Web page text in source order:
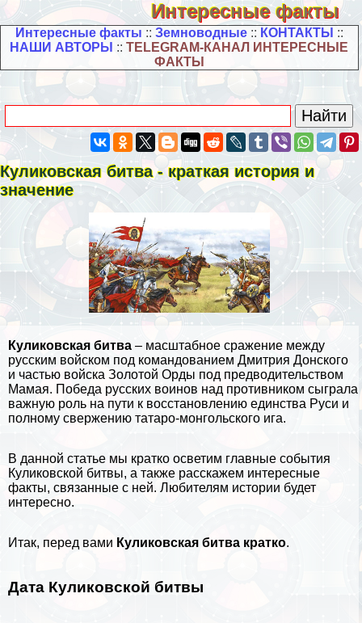
Интересные факты
Интересные факты :: Земноводные:: КОНТАКТЫ ::
НАШИ АВТОРЫ ::TELEGRAM-КАНАЛ ИНТЕРЕСНЫЕ
ФАКТЫ
Куликовская битва - краткая история и
значение
Куликовская битва – масштабное сражение между
русским войском под комaндованием Дмитрия Донского
и частью войска Золотой Орды под предводительством
Мамая. Победа русских воинов над противником сыграла
важную роль на пути к восстановлению единства Руси и
полному свержению татаро-монгольского ига.
В данной статье мы кратко осветим главные события
Куликовской битвы, а также расскажем интересные
факты, связанные с ней. Любителям истории будет
интересно.
Итак, перед вами Куликовская битва кратко.
Дата Куликовской битвы